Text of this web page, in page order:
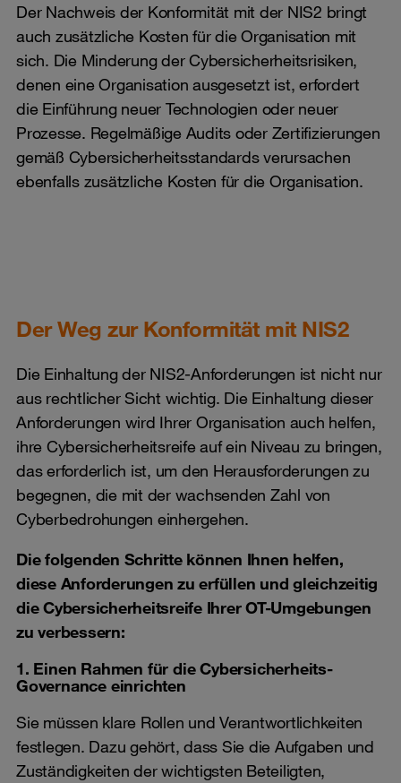
Der Nachweis der Konformität mit der NIS2 bringt
auch zusätzliche Kosten für die Organisation mit
sich. Die Minderung der Cybersicherheitsrisiken,
denen eine Organisation ausgesetzt ist, erfordert
die Einführung neuer Technologien oder neuer
Prozesse. Regelmäßige Audits oder Zertifizierungen
gemäß Cybersicherheitsstandards verursachen
ebenfalls zusätzliche Kosten für die Organisation.
Der Weg zur Konformität mit NIS2
Die Einhaltung der NIS2-Anforderungen ist nicht nur
aus rechtlicher Sicht wichtig. Die Einhaltung dieser
Anforderungen wird Ihrer Organisation auch helfen,
ihre Cybersicherheitsreife auf ein Niveau zu bringen,
das erforderlich ist, um den Herausforderungen zu
begegnen, die mit der wachsenden Zahl von
Cyberbedrohungen einhergehen.
Die folgenden Schritte können Ihnen helfen,
diese Anforderungen zu erfüllen und gleichzeitig
die Cybersicherheitsreife Ihrer OT-Umgebungen
zu verbessern:
1. Einen Rahmen für die Cybersicherheits-
Governance einrichten
Sie müssen klare Rollen und Verantwortlichkeiten
festlegen. Dazu gehört, dass Sie die Aufgaben und
Zuständigkeiten der wichtigsten Beteiligten,